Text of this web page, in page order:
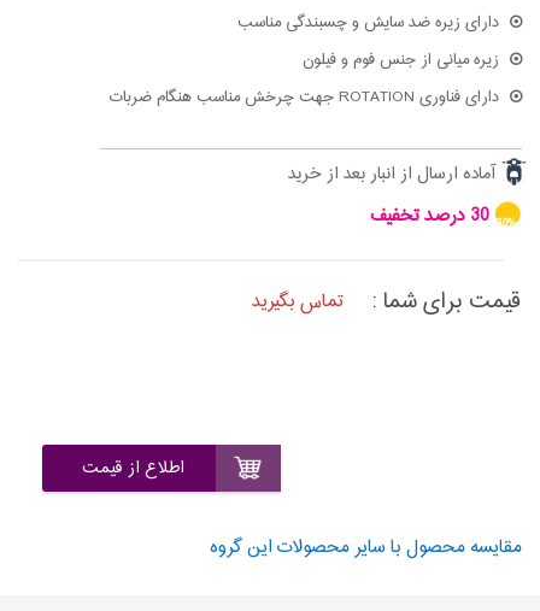
دارای زیره ضد سایش و چسبندگی مناسب
زیره میانی از جنس فوم و فیلون
دارای فناوری ROTATION جهت چرخش مناسب هنگام ضربات
آماده ارسال از انبار بعد از خرید
30%
قیمت برای شما : تماس بگیرید
اطلاع از قیمت
مقایسه محصول با سایر محصولات این گروه